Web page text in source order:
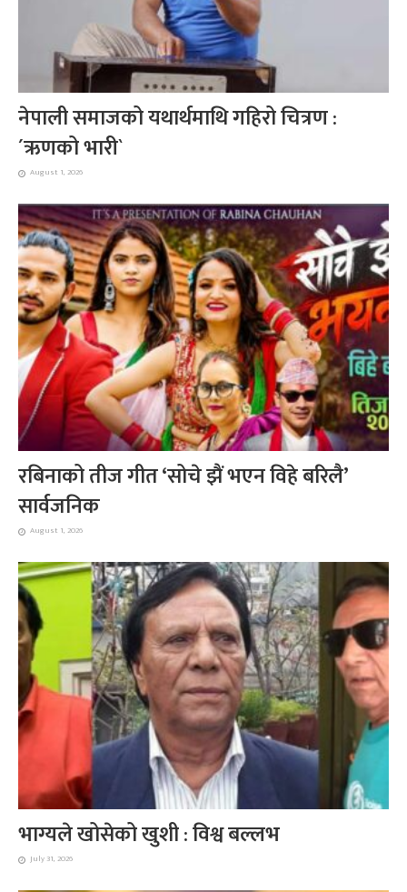
नेपाली समाजको यथार्थमाथि गहिरो चित्रण :
´ऋणको भारी`
August 1, 2026
रबिनाको तीज गीत ‘सोचे झैं भएन विहे बरिलै’
सार्वजनिक
August 1, 2026
भाग्यले खोसेको खुशी : विश्व बल्लभ
July 31, 2026